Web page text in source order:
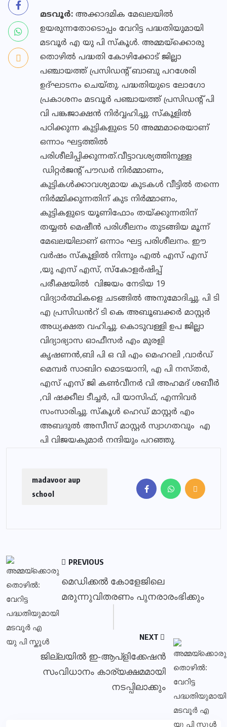
മടവൂർ: അക്കാദമിക മേഖലയിൽ
ഉയരുന്നതോടൊപ്പം വേറിട്ട പദ്ധതിയുമായി
മടവൂർ എ യു പി സ്കൂൾ. അമ്മയ്ക്കൊരു
തൊഴിൽ പദ്ധതി കോഴിക്കോട് ജില്ലാ
പഞ്ചായത്ത് പ്രസിഡന്റ് ബാബു പറശേരി
ഉദ്ഘാടനം ചെയ്തു. പദ്ധതിയുടെ ലോഗോ
പ്രകാശനം മടവൂർ പഞ്ചായത്ത് പ്രസിഡന്റ് പി
വി പങ്കജാക്ഷൻ നിർവ്വഹിച്ചു. സ്കൂളിൽ
പഠിക്കുന്ന കുട്ടികളുടെ 50 അമ്മമാരെയാണ്
ഒന്നാം ഘട്ടത്തിൽ
പരിശീലിപ്പിക്കുന്നത്.വീട്ടാവശ്യത്തിനുള്ള
ഡിറ്റർജന്റ് പൗഡർ നിർമ്മാണം,
കുട്ടികൾക്കാവശ്യമായ കുടകൾ വീട്ടിൽ തന്നെ
നിർമ്മിക്കുന്നതിന് കുട നിർമ്മാണം,
കുട്ടികളുടെ യൂണിഫോം തയ്ക്കുന്നതിന്
തയ്യൽ മെഷീൻ പരിശീലനം തുടങ്ങിയ മൂന്ന്
മേഖലയിലാണ് ഒന്നാം ഘട്ട പരിശീലനം. ഈ
വർഷം സ്കൂളിൽ നിന്നും എൽ എസ് എസ്
,യു എസ് എസ്, സ്കോളർഷിപ്പ്
പരീക്ഷയിൽ വിജയം നേടിയ 19
വിദ്യാർത്ഥികളെ ചടങ്ങിൽ അനുമോദിച്ചു. പി ടി
എ പ്രസിഡൻറ് ടി കെ അബൂബക്കർ മാസ്റ്റർ
അധ്യക്ഷത വഹിച്ചു. കൊടുവള്ളി ഉപ ജില്ലാ
വിദ്യാഭ്യാസ ഓഫീസർ എം മുരളി
കൃഷണൻ,ബി പി ഒ വി എം മെഹറലി ,വാർഡ്
മെമ്പർ സാബിറ മൊടയാനി, എ പി നസ്തർ,
എസ് എസ് ജി കൺവീനർ വി അഹമദ് ശബീർ
,വി ഷക്കീല ടീച്ചർ, പി യാസിഫ്, എന്നിവർ
സംസാരിച്ചു. സ്കൂൾ ഹെഡ് മാസ്റ്റർ എം
അബദുൽ അസീസ് മാസ്റ്റർ സ്വാഗതവും എ
പി വിജയകുമാർ നന്ദിയും പറഞ്ഞു.
madavoor aup
school
PREVIOUS
മെഡിക്കല്‍ കോളേജിലെ
മരുന്നുവിതരണം പുനരാരംഭിക്കും
NEXT
ജില്ലയില്‍ ഇ-ആപ്‌ളിക്കേഷന്‍
സംവിധാനം കാര്യക്ഷമമായി
നടപ്പിലാക്കും